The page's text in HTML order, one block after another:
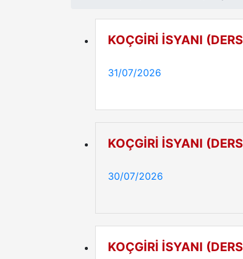
KOÇGİRİ İSYANI
31/07/2026
KOÇGİRİ İSYANI
30/07/2026
KOÇGİRİ İSYANI